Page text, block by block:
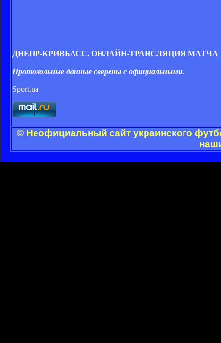
ДНЕПР-КРИВБАСС. ОНЛАЙН-ТРАНСЛЯЦИЯ МАТЧА
Протокольные данные сверены с официальными.
Sport.ua
© Неофициальный сайт украинского